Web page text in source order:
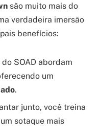
são muito mais do
verdadeira imersão
benefícios:
SOAD abordam
um
.
junto, você treina
sotaque mais